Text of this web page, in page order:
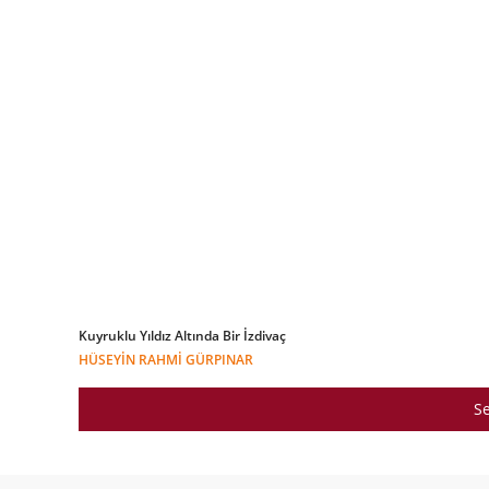
Kuyruklu Yıldız Altında Bir İzdivaç
HÜSEYIN RAHMI GÜRPINAR